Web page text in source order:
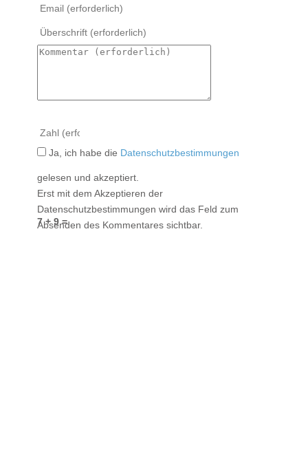
7 + 9 =
Ja, ich habe die Datenschutzbestimmungen
gelesen und akzeptiert.
Erst mit dem Akzeptieren der
Datenschutzbestimmungen wird das Feld zum
Absenden des Kommentares sichtbar.